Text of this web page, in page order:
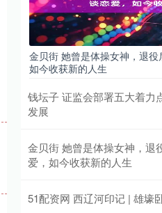
金贝街 她曾是体操女神，退役
如今收获新的人生
钱坛子 证监会部署五大着力
发展
金贝街 她曾是体操女神，退
爱，如今收获新的人生
51配资网 西辽河印记 | 雄壕